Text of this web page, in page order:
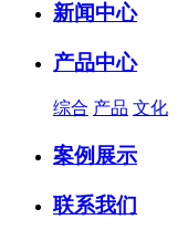
新闻中心
产品中心
综合 产品 文化
案例展示
联系我们